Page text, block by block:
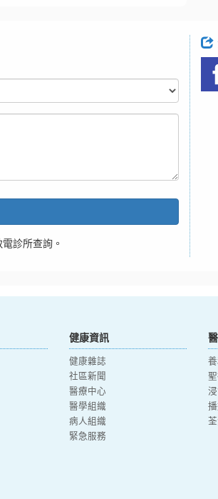
診所查詢。
健康資訊
健康雜誌
社區新聞
醫療中心
醫學組織
病人組織
緊急服務